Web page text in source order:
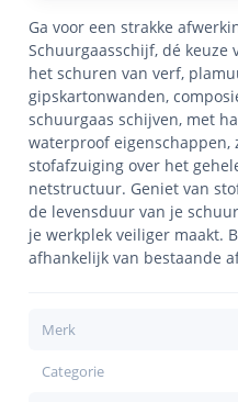
Ga voor een strakke
Schuurgaasschijf, dé keuze
het schuren van verf,
gipskartonwanden,
schuurgaas schijven, met
waterproof eigenschappen,
stofafzuiging over het
netstructuur. Geniet van
de levensduur van je
je werkplek veiliger maakt.
afhankelijk van bestaande
Merk
Categorie